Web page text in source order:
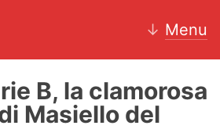
↓ Menu
B, la clamorosa
Masiello del